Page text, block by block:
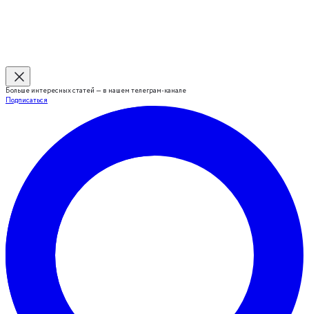
Больше интересных статей — в нашем телеграм-канале
Подписаться